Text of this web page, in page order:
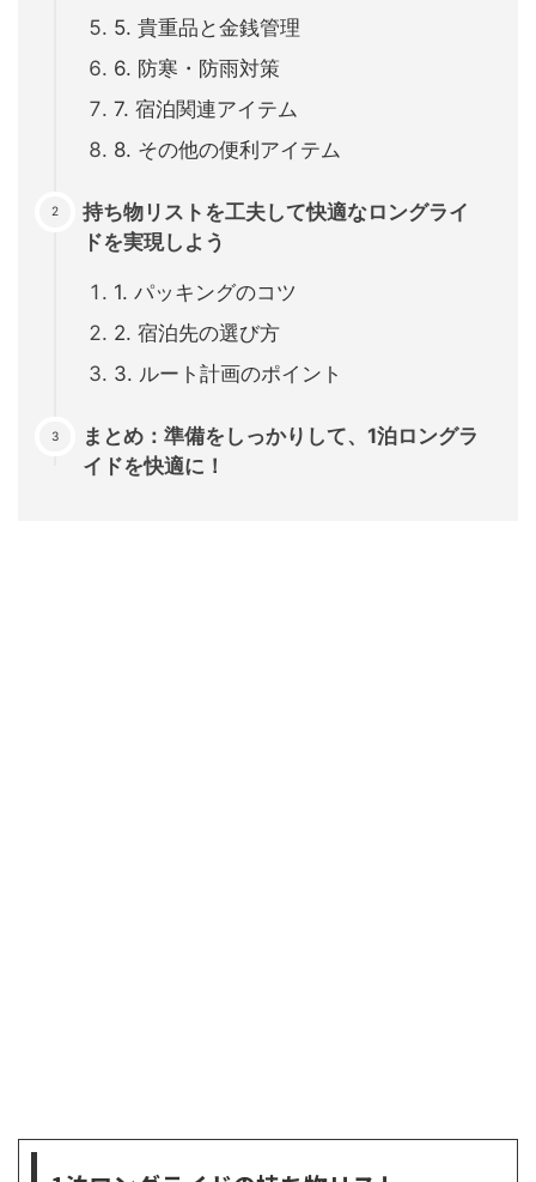
5. 貴重品と金銭管理
6. 防寒・防雨対策
7. 宿泊関連アイテム
8. その他の便利アイテム
持ち物リストを工夫して快適なロングライ
ドを実現しよう
1. パッキングのコツ
2. 宿泊先の選び方
3. ルート計画のポイント
まとめ：準備をしっかりして、1泊ロングラ
イドを快適に！